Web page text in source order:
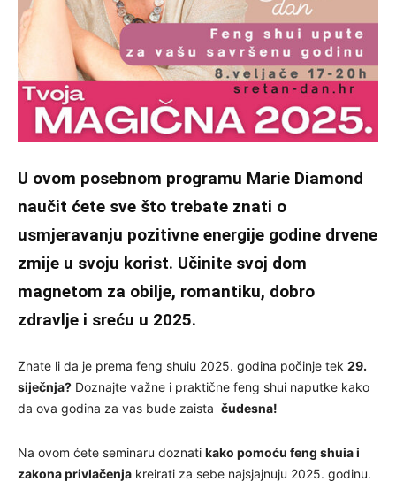
U ovom posebnom programu Marie Diamond
naučit ćete sve što trebate znati o
usmjeravanju pozitivne energije godine drvene
zmije u svoju korist. Učinite svoj dom
magnetom za obilje, romantiku, dobro
zdravlje i sreću u 2025.
Znate li da je prema feng shuiu 2025. godina počinje tek 29.
siječnja? Doznajte važne i praktične feng shui naputke kako
da ova godina za vas bude zaista čudesna!
Na ovom ćete seminaru doznati kako pomoću feng shuia i
zakona privlačenja kreirati za sebe najsjajnuju 2025. godinu.